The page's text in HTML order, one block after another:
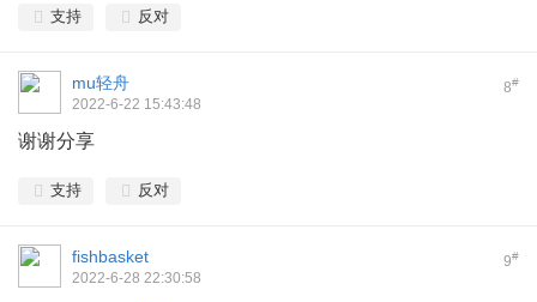
支持 反对
8#
mu轻舟
2022-6-22 15:43:48
谢谢分享
支持 反对
9#
fishbasket
2022-6-28 22:30:58